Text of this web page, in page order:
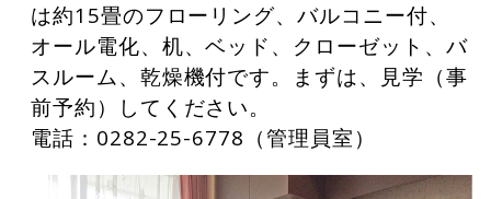
は約15畳のフローリング、バルコニー付、
オール電化、机、ベッド、クローゼット、バ
スルーム、乾燥機付です。まずは、見学（事
前予約）してください。
電話： 0282-25-6778 （管理員室）